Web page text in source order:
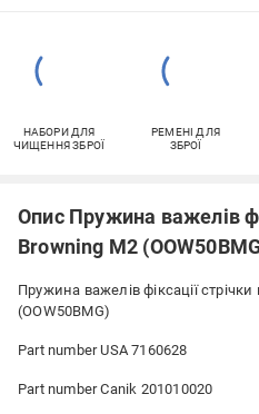
НАБОРИ ДЛЯ
ЧИЩЕННЯ ЗБРОЇ
РЕМЕНІ ДЛЯ
ЗБРОЇ
Опис Пружина важелів
Browning M2
Пружина важелів фіксації
(OOW50BMG)
Part number USA 7160628
Part number Canik 201010020